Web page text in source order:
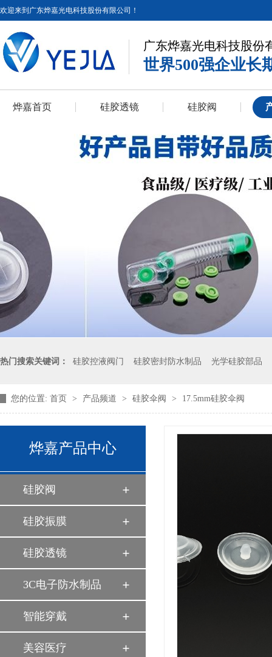
欢迎来到广东烨嘉光电科技股份有限公司！
广东烨嘉光电科技股份
世界500强企业长
烨嘉首页 硅胶透镜 硅胶阀
热门搜索关键词： 硅胶控液阀门 硅胶密封防水制品 光学硅胶部品
您的位置: 首页 > 产品频道 > 硅胶伞阀 > 17.5mm硅胶伞阀
烨嘉产品中心
硅胶阀
硅胶振膜
硅胶透镜
3C电子防水制品
智能穿戴
美容医疗